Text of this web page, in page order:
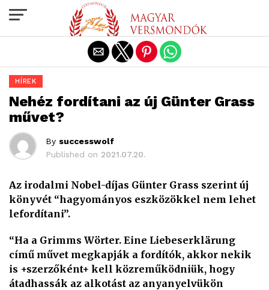
HÍREK
Nehéz fordítani az új Günter Grass
művet?
By successwolf
Published on 2021.07.20.
Az irodalmi Nobel-díjas Günter Grass szerint új
könyvét “hagyományos eszközökkel nem lehet
lefordítani”.
“Ha a Grimms Wörter. Eine Liebeserklärung
című művet megkapják a fordítók, akkor nekik
is +szerzőként+ kell közreműködniük, hogy
átadhassák az alkotást az anyanyelvükön
Exit mobile version